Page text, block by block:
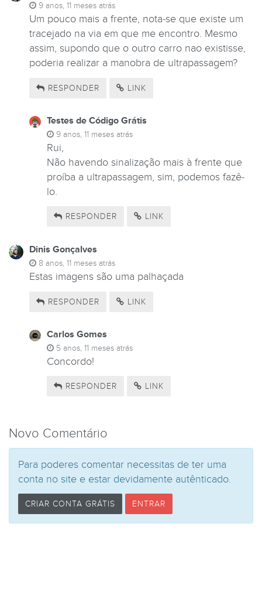
9 anos, 11 meses atrás
Um pouco mais a frente, nota-se que existe um
tracejado na via em que me encontro. Mesmo
assim, supondo que o outro carro nao existisse,
poderia realizar a manobra de ultrapassagem?
RESPONDER LINK
Testes de Código Grátis
9 anos, 11 meses atrás
Rui,
Não havendo sinalização mais à frente que
proíba a ultrapassagem, sim, podemos fazê-
lo.
RESPONDER LINK
Dinis Gonçalves
8 anos, 11 meses atrás
Estas imagens são uma palhaçada
RESPONDER LINK
Carlos Gomes
5 anos, 11 meses atrás
Concordo!
RESPONDER LINK
Novo Comentário
Para poderes comentar necessitas de ter uma
conta no site e estar devidamente autênticado.
CRIAR CONTA GRÁTIS ENTRAR